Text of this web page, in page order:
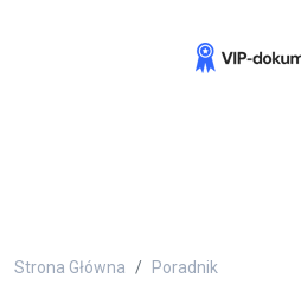
Strona Główna Poradnik